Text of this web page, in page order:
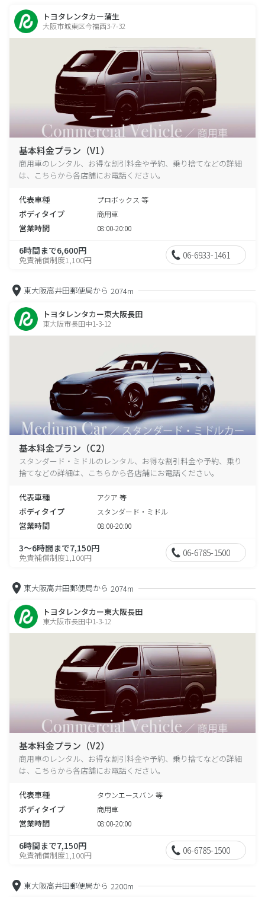
トヨタレンタカー蒲生
大阪市城東区今福西3-7-32
基本料金プラン（V1）
商用車のレンタル、お得な割引料金や予約、乗り捨てなどの詳細
は、こちらから各店舗にお電話ください。
代表車種 プロボックス 等
ボディタイプ 商用車
営業時間 08:00-20:00
6時間まで6,600円
免責補償制度1,100円 06-6933-1461
東大阪高井田郵便局から 2074m
トヨタレンタカー東大阪長田
東大阪市長田中1-3-12
基本料金プラン（C2）
スタンダード・ミドルのレンタル、お得な割引料金や予約、乗り
捨てなどの詳細は、こちらから各店舗にお電話ください。
代表車種 アクア 等
ボディタイプ スタンダード・ミドル
営業時間 08:00-20:00
3～6時間まで7,150円
免責補償制度1,100円 06-6785-1500
東大阪高井田郵便局から 2074m
トヨタレンタカー東大阪長田
東大阪市長田中1-3-12
基本料金プラン（V2）
商用車のレンタル、お得な割引料金や予約、乗り捨てなどの詳細
は、こちらから各店舗にお電話ください。
代表車種 タウンエースバン 等
ボディタイプ 商用車
営業時間 08:00-20:00
6時間まで7,150円
免責補償制度1,100円 06-6785-1500
東大阪高井田郵便局から 2200m